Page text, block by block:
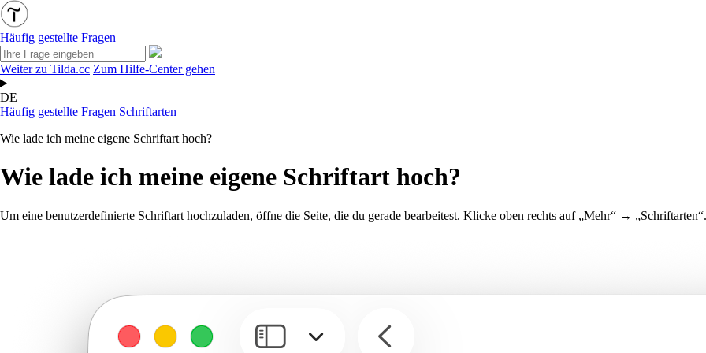
Häufig gestellte Fragen
Weiter zu Tilda.cc Zum Hilfe-Center gehen
DE
Häufig gestellte Fragen Schriftarten
Wie lade ich meine eigene Schriftart hoch?
Wie lade ich meine eigene Schriftart hoch?
Um eine benutzerdefinierte Schriftart hochzuladen, öffne die Seite, die du gerade bearbeitest. Klicke oben rechts auf „Mehr“ → „Schriftarten“.